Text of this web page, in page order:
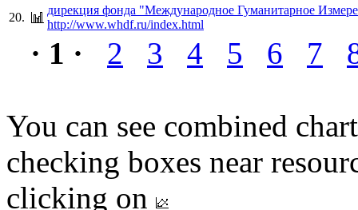
20.
дирекция фонда "Международное Гуманитарное
http://www.whdf.ru/index.html
· 1 · 2 3 4 5 6 7
You can see combined
checking boxes near
clicking on